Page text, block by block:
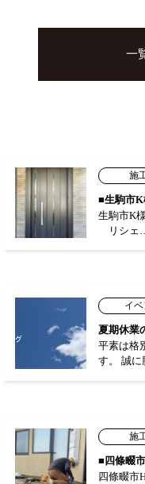
一
施
■生駒市
生駒市K
リシェ…
イ
夏期休業
平素は格
す。 誠
施
■四條畷
四條畷市